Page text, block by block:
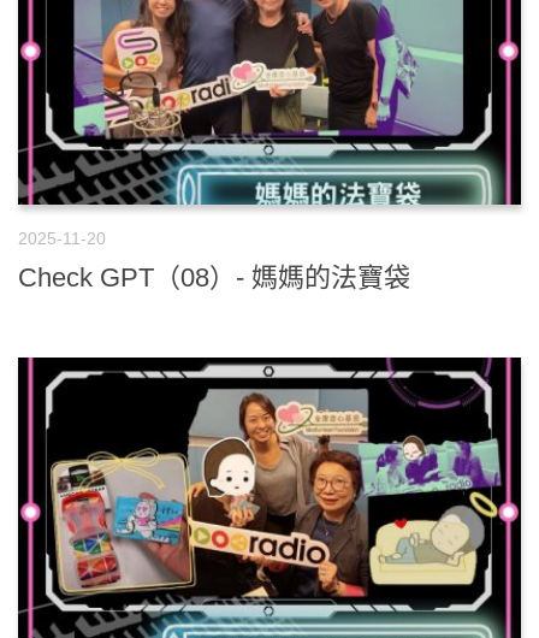
2025-11-20
Check GPT（08）- 媽媽的法寶袋